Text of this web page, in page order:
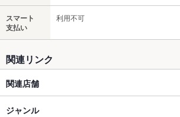
スマート
支払い
利用不可
関連リンク
関連店舗
ベルサイユの豚
ジャンル